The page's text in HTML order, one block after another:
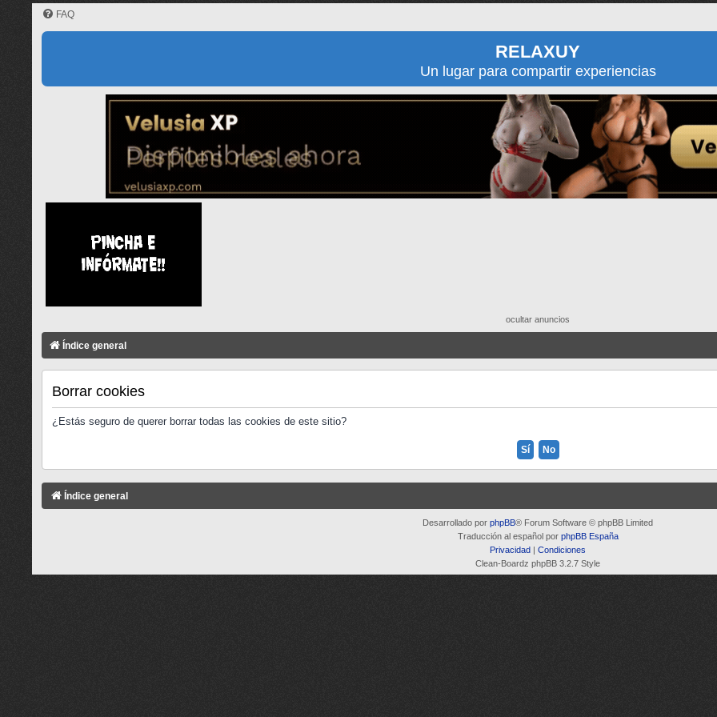
FAQ
RELAXUY
Un lugar para compartir experiencias
ocultar anuncios
Índice general
Borrar cookies
¿Estás seguro de querer borrar todas las cookies de este sitio?
Índice general
Desarrollado por phpBB® Forum Software © phpBB Limited
Traducción al español por phpBB España
Privacidad | Condiciones
Clean-Boardz phpBB 3.2.7 Style